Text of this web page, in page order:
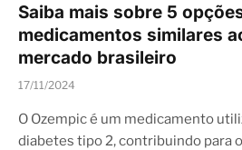
Saiba mais sobre 5
medicamentos similares
mercado brasileiro
17/11/2024
O Ozempic é um medicamento
diabetes tipo 2, contribuindo para